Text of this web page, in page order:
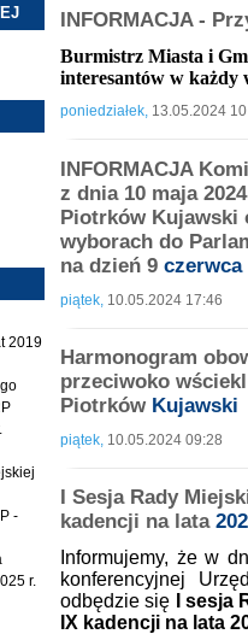
2019
-
r.
INFORMACJA -
Burmistrz Miasta i
interesantów w każdy
poniedziałek, 13.05.2024
INFORMACJA
z dnia 10 maja
Piotrków Kujawski
wyborach do
na dzień 9 czerwca
piątek, 10.05.2024 17:46
Harmonogram
przeciwoko
Piotrków Kujawski
piątek, 10.05.2024 09:28
I Sesja Rady
kadencji na lata
Informujemy, że w
konferencyjnej
odbędzie się
I sesja
IX kadencji na lata